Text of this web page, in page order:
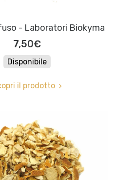
- Laboratori Biokyma
7,50€
Disponibile
il prodotto